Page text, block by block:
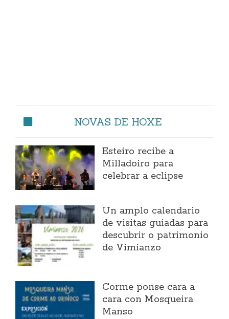
NOVAS DE HOXE
Esteiro recibe a
Milladoiro para
celebrar a eclipse
Un amplo calendario
de visitas guiadas para
descubrir o patrimonio
de Vimianzo
Corme ponse cara a
cara con Mosqueira
Manso